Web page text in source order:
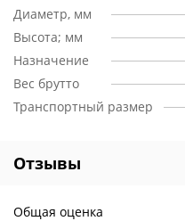
Диаметр, мм
Высота; мм
Назначение
Вес брутто
Транспортный размер
Отзывы
Общая оценка